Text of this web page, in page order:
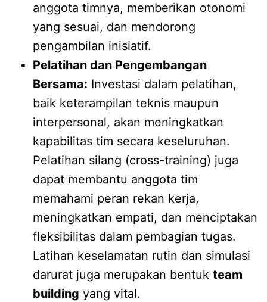
anggota timnya, memberikan otonomi
yang sesuai, dan mendorong
pengambilan inisiatif.
Pelatihan dan Pengembangan
Bersama: Investasi dalam pelatihan,
baik keterampilan teknis maupun
interpersonal, akan meningkatkan
kapabilitas tim secara keseluruhan.
Pelatihan silang (cross-training) juga
dapat membantu anggota tim
memahami peran rekan kerja,
meningkatkan empati, dan menciptakan
fleksibilitas dalam pembagian tugas.
Latihan keselamatan rutin dan simulasi
darurat juga merupakan bentuk team
building yang vital.